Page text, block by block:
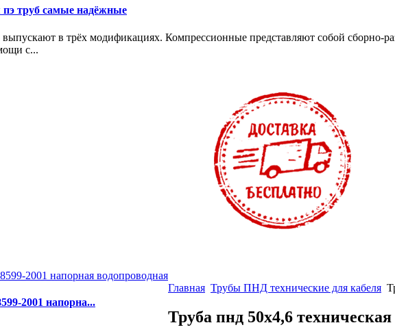
пэ труб самые надёжные
в трёх модификациях. Компрессионные представляют собой сборно-
с...
2001 напорна...
Главная Трубы ПНД технические для кабеля
Труба пнд 50х4,6